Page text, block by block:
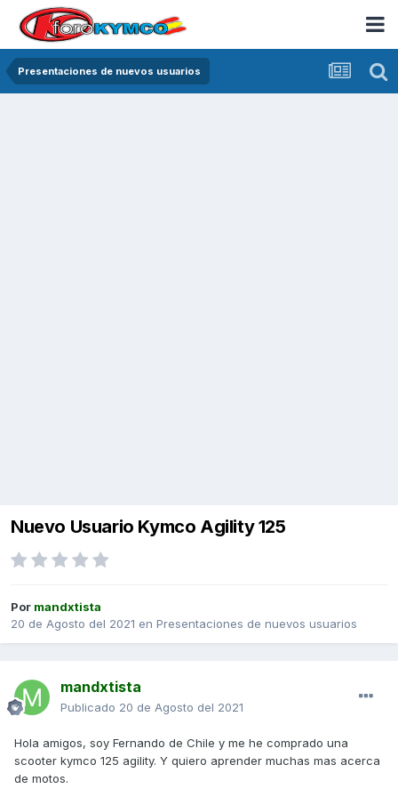
Presentaciones de nuevos usuarios
Nuevo Usuario Kymco Agility 125
Por mandxtista
20 de Agosto del 2021 en Presentaciones de nuevos usuarios
mandxtista
Publicado 20 de Agosto del 2021
Hola amigos, soy Fernando de Chile y me he comprado una
scooter kymco 125 agility. Y quiero aprender muchas mas acerca
de motos.